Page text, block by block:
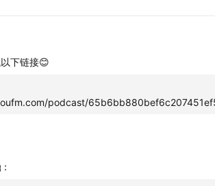
下链接😊
podcast/